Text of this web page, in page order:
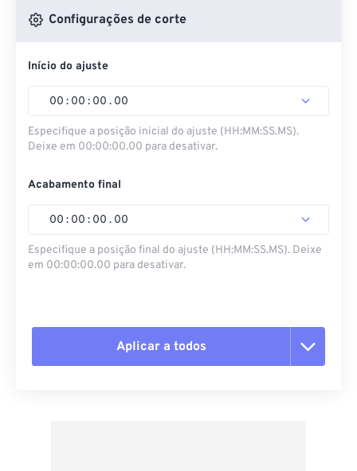
Configurações de corte
Início do ajuste
00 : 00 : 00 . 00
Especifique a posição inicial do ajuste (HH:MM:SS.MS).
Deixe em 00:00:00.00 para desativar.
Acabamento final
00 : 00 : 00 . 00
Especifique a posição final do ajuste (HH:MM:SS.MS). Deixe
em 00:00:00.00 para desativar.
Aplicar a todos